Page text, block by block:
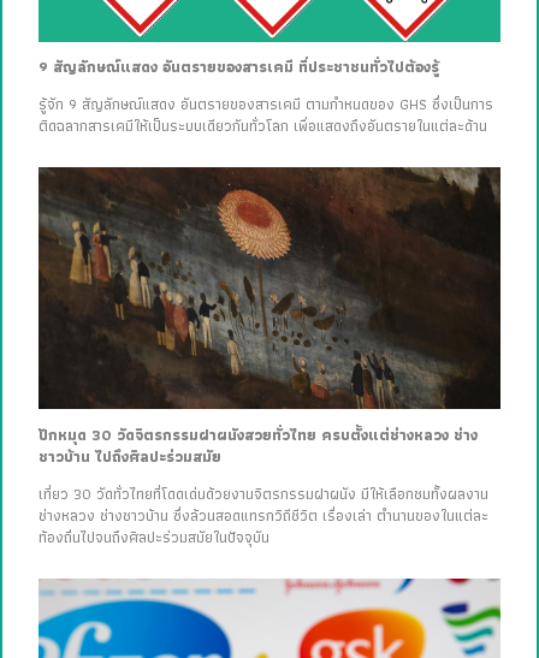
9 สัญลักษณ์แสดง อันตรายของสารเคมี ที่ประชาชนทั่วไปต้องรู้
รู้จัก 9 สัญลักษณ์แสดง อันตรายของสารเคมี ตามกำหนดของ GHS ซึ่งเป็นการ
ติดฉลากสารเคมีให้เป็นระบบเดียวกันทั่วโลก เพื่อแสดงถึงอันตรายในแต่ละด้าน
ปักหมุด 30 วัดจิตรกรรมฝาผนังสวยทั่วไทย ครบตั้งแต่ช่างหลวง ช่าง
ชาวบ้าน ไปถึงศิลปะร่วมสมัย
เที่ยว 30 วัดทั่วไทยที่โดดเด่นด้วยงานจิตรกรรมฝาผนัง มีให้เลือกชมทั้งผลงาน
ช่างหลวง ช่างชาวบ้าน ซึ่งล้วนสอดแทรกวิถีชีวิต เรื่องเล่า ตำนานของในแต่ละ
ท้องถิ่นไปจนถึงศิลปะร่วมสมัยในปัจจุบัน